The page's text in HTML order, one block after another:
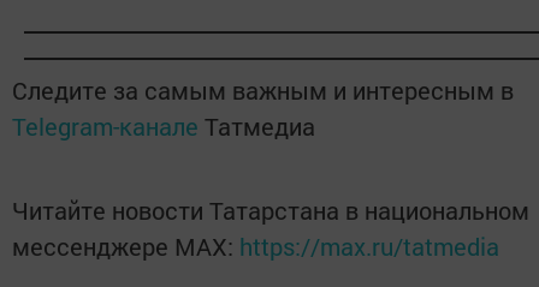
Следите за самым важным и интересным в
Telegram-канале Татмедиа
Читайте новости Татарстана в национальном
мессенджере MАХ: https://max.ru/tatmedia